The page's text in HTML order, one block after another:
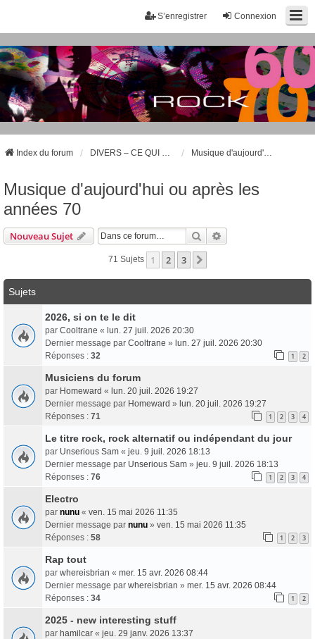
Connexion
S’enregistrer
Index du forum
Musique d'aujourd'hui ou après les
années 70
Nouveau Sujet Rechercher
71 Sujets 1 2 3
Sujets
2026, si on te le dit
par Cooltrane « lun. 27 juil. 2026 20:30
Dernier message par Cooltrane » lun. 27 juil. 2026 20:30
Réponses : 32 1 2
Musiciens du forum
par Homeward « lun. 20 juil. 2026 19:27
Dernier message par Homeward » lun. 20 juil. 2026 19:27
Réponses : 71 1 2 3 4
Le titre rock, rock alternatif ou indépendant du jour
par Unserious Sam « jeu. 9 juil. 2026 18:13
Dernier message par Unserious Sam » jeu. 9 juil. 2026 18:13
Réponses : 76 1 2 3 4
Electro
par nunu « ven. 15 mai 2026 11:35
Dernier message par nunu » ven. 15 mai 2026 11:35
Réponses : 58 1 2 3
Rap tout
par whereisbrian « mer. 15 avr. 2026 08:44
Dernier message par whereisbrian » mer. 15 avr. 2026 08:44
Réponses : 34 1 2
2025 - new interesting stuff
par hamilcar « jeu. 29 janv. 2026 13:37